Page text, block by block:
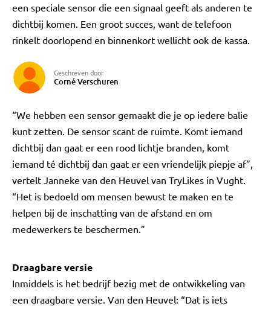
een speciale sensor die een signaal geeft als anderen te
dichtbij komen. Een groot succes, want de telefoon
rinkelt doorlopend en binnenkort wellicht ook de kassa.
Geschreven door
Corné Verschuren
“We hebben een sensor gemaakt die je op iedere balie
kunt zetten. De sensor scant de ruimte. Komt iemand
dichtbij dan gaat er een rood lichtje branden, komt
iemand té dichtbij dan gaat er een vriendelijk piepje af”,
vertelt Janneke van den Heuvel van TryLikes in Vught.
“Het is bedoeld om mensen bewust te maken en te
helpen bij de inschatting van de afstand en om
medewerkers te beschermen.”
Draagbare versie
Inmiddels is het bedrijf bezig met de ontwikkeling van
een draagbare versie. Van den Heuvel: “Dat is iets